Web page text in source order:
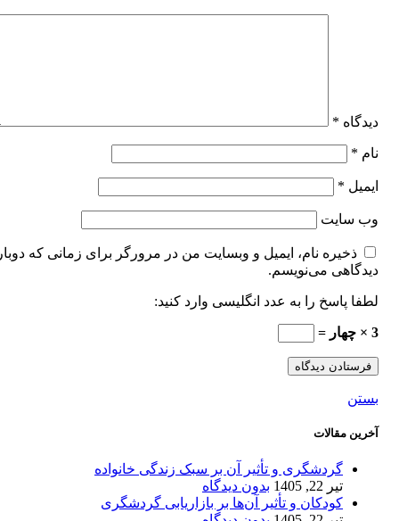
دیدگاه *
نام *
ایمیل *
وب‌ سایت
ذخیره نام، ایمیل و وبسایت من در مرورگر برای زمانی که
دیدگاهی می‌نویسم.
لطفا پاسخ را به عدد انگلیسی وارد کنید:
3 × چهار =
بستن
آخرین مقالات
گردشگری و تأثیر آن بر سبک زندگی خانواده
تیر 22, 1405
بدون دیدگاه
کودکان و تأثیر آن‌ها بر بازاریابی گردشگری